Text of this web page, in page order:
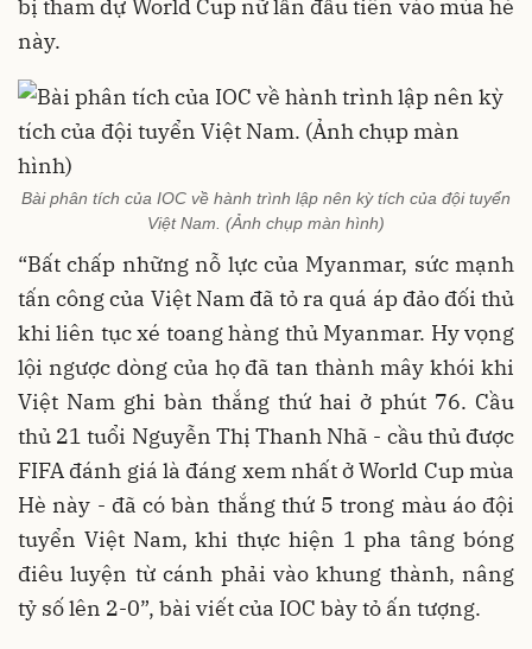
bị tham dự World Cup nữ lần đầu tiên vào mùa hè
này.
Bài phân tích của IOC về hành trình lập nên kỳ tích của đội tuyển
Việt Nam. (Ảnh chụp màn hình)
“Bất chấp những nỗ lực của Myanmar, sức mạnh
tấn công của Việt Nam đã tỏ ra quá áp đảo đối thủ
khi liên tục xé toang hàng thủ Myanmar. Hy vọng
lội ngược dòng của họ đã tan thành mây khói khi
Việt Nam ghi bàn thắng thứ hai ở phút 76. Cầu
thủ 21 tuổi Nguyễn Thị Thanh Nhã - cầu thủ được
FIFA đánh giá là đáng xem nhất ở World Cup mùa
Hè này - đã có bàn thắng thứ 5 trong màu áo đội
tuyển Việt Nam, khi thực hiện 1 pha tâng bóng
điêu luyện từ cánh phải vào khung thành, nâng
tỷ số lên 2-0”, bài viết của IOC bày tỏ ấn tượng.